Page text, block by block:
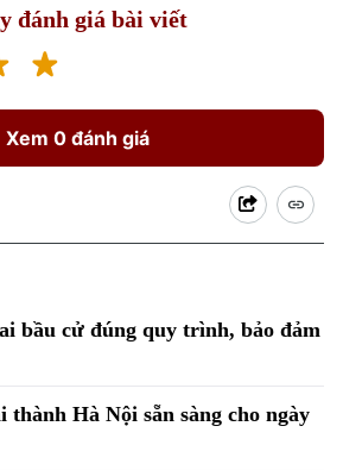
đánh giá bài viết
Xem 0 đánh giá
bầu cử đúng quy trình, bảo đảm
thành Hà Nội sẵn sàng cho ngày